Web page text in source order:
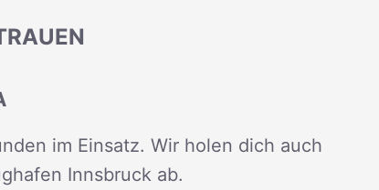
im Einsatz. Wir holen dich auch
Innsbruck ab.